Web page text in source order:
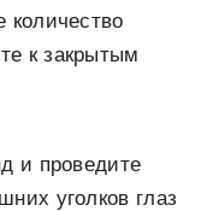
количество
к закрытым
и проведите
уголков глаз